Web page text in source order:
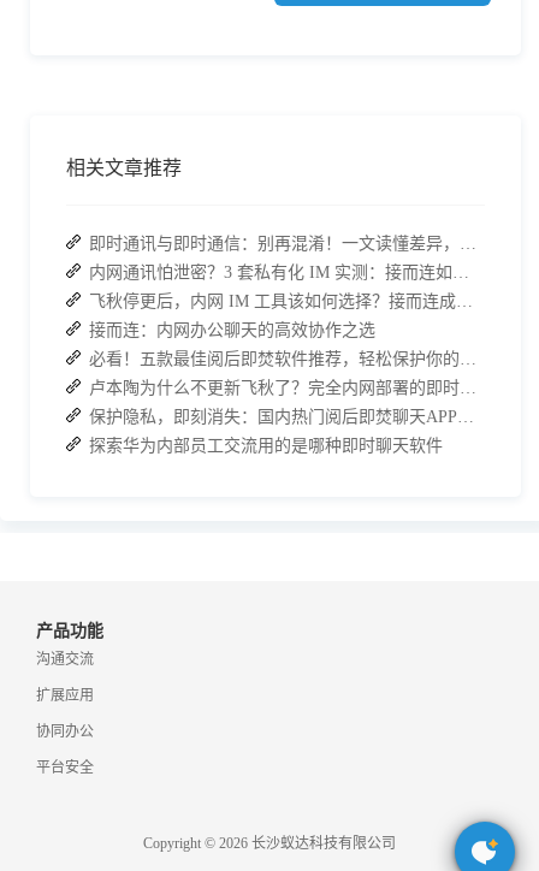
相关文章推荐
接而连：内网办公聊天的高效协作之选
探索华为内部员工交流用的是哪种即时聊天软件
产品功能
沟通交流
扩展应用
协同办公
平台安全
Copyright © 2026 长沙蚁达科技有限公司